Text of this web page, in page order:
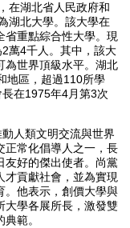
在湖北省人民政府和
湖北大學。該大學在
省重點綜合性大學。現
萬4千人。其中，該大
為世界頂級水平。湖北
地區，超過110所學
在1975年4月第3次
人類文明交流與世界
正常化倡導人之一，長
友好的傑出使者。尚黨
才貢獻社會，並為實現
。他表示，創價大學與
大學各展所長，激發雙
範。